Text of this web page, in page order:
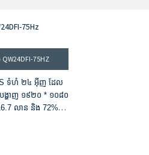
75HZ
ទំហំ ២៤ អ៊ីញ ដែល
ង្ហាញ ១៩២០ * ១០៨០
លាន និង 72%